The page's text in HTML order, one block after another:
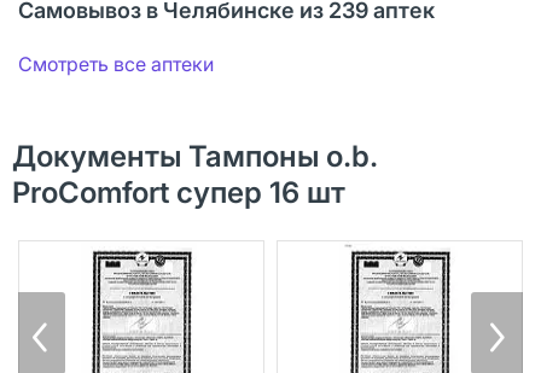
Самовывоз в Челябинске из 239 аптек
Смотреть все аптеки
Документы Тампоны o.b.
ProComfort супер 16 шт